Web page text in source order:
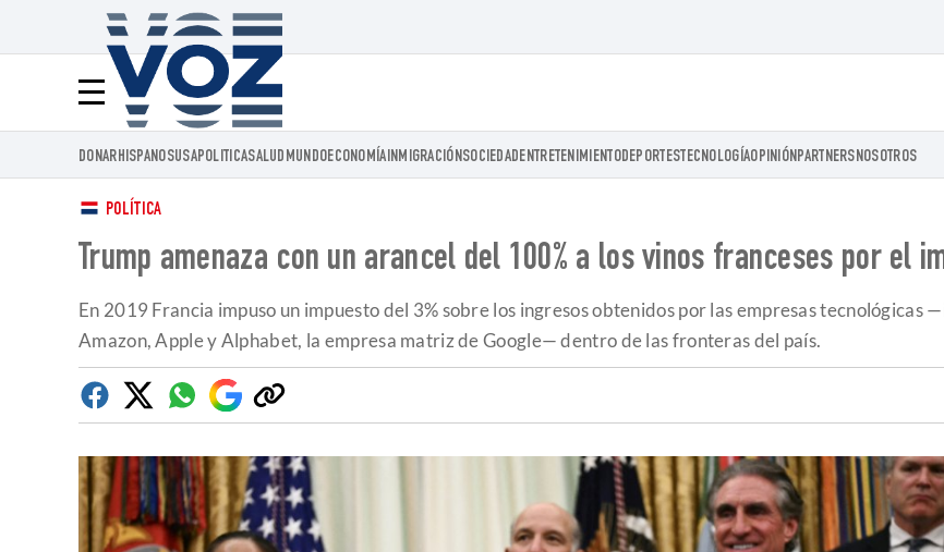
Menú
Voz.us
DONARHISPANOSUSAPOLITICASALUD MUNDOECONOMÍAINMIGRACIÓNSOCIEDADENTRETENIMIENTODEPORTESTECNOLOGÍAOPINIÓNPARTNERSNOSOTROS
POLÍTICA
Trump amenaza con un arancel del 100% a los vinos franceses por el
En 2019 Francia impuso un impuesto del 3% sobre los ingresos obtenidos por las empresas tecnológicas
Amazon, Apple y Alphabet, la empresa matriz de Google— dentro de las fronteras del país.
Facebook
TwitterWhatsapp
Google
Discover
Copiar
enlace